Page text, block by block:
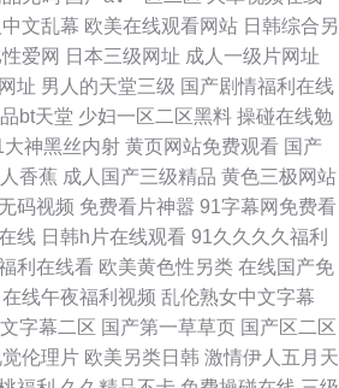
官网免费入口在线看 高清国产福利 欧美拳交导
专区片 黄色91色情 午夜福利成人AV5码导航 日
夜成人一区 国产操婊网 久久大香蕉在线 日韩欧
美懂色 色哟哟国产 日韩欧美瑟瑟免费 成人电
91磁力链接 熟女免费一区 豆花在线观看最新网
亚洲国产综合 99艹久久 中文在线资源天 久艹在
文乱幕 欧美在线观看网站 日韩综合另
爱网 日本三级网址 成人一级片网址
址 男人的天堂三级 国产剧情福利在线
bt天堂 少妇一区二区黑料 操碰在线勉
大神黑丝内射 黄页网站免费观看 国产
香蕉 成人国产三级精品 黄色三极网站
码视频 免费看片神嚣 91字幕网免费看
线 日韩h片在线观看 91久久久久福利
利在线看 欧美黄色性另类 在线国产免
在线午夜福利视频 乱伦熟女中文字幕
字幕二区 国产第一草草页 国产区二区
伦理片 欧美另类日韩 激情伊人五月天